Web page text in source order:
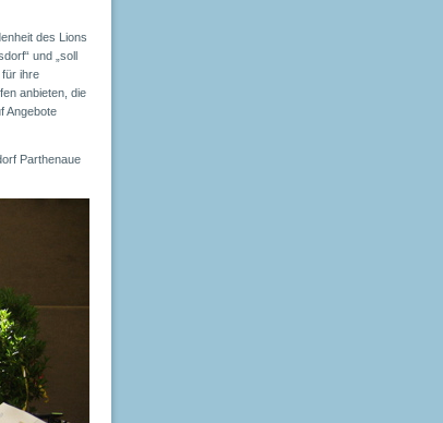
des Lions
und „soll
ihre
anbieten, die
Angebote
Parthenaue